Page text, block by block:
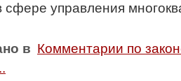
сфере управления
в Комментарии по